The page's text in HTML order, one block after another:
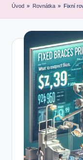
Úvod » Rovnátka » Fixní